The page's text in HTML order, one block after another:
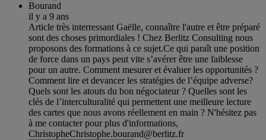
Bourand
il y a 9 ans
Article très interressant Gaëlle, connaître l'autre et être préparé
sont des choses primordiales ! Chez Berlitz Consulting nous
proposons des formations à ce sujet.Ce qui paraît une position
de force dans un pays peut vite s’avérer être une faiblesse
pour un autre. Comment mesurer et évaluer les opportunités ?
Comment lire et devancer les stratégies de l’équipe adverse?
Quels sont les atouts du bon négociateur ? Quelles sont les
clés de l’interculturalité qui permettent une meilleure lecture
des cartes que nous avons réellement en main ? N'hésitez pas
à me contacter pour plus d'informations,
ChristopheChristophe.bourand@berlitz.fr